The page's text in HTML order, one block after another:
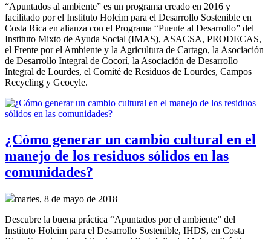
“Apuntados al ambiente” es un programa creado en 2016 y
facilitado por el Instituto Holcim para el Desarrollo Sostenible en
Costa Rica en alianza con el Programa “Puente al Desarrollo” del
Instituto Mixto de Ayuda Social (IMAS), ASACSA, PRODECAS,
el Frente por el Ambiente y la Agricultura de Cartago, la Asociación
de Desarrollo Integral de Cocorí, la Asociación de Desarrollo
Integral de Lourdes, el Comité de Residuos de Lourdes, Campos
Recycling y Geocyle.
¿Cómo generar un cambio cultural en el
manejo de los residuos sólidos en las
comunidades?
martes, 8 de mayo de 2018
Descubre la buena práctica “Apuntados por el ambiente” del
Instituto Holcim para el Desarrollo Sostenible, IHDS, en Costa